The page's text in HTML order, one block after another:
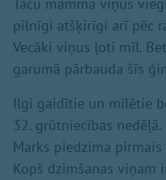
Taču mamma viņus
pilnīgi atšķirīgi arī pēc
Vecāki viņus ļoti mīl.
garumā pārbauda šīs
Ilgi gaidītie un mīlētie
32. grūtniecības
Marks piedzima
Kopš dzimšanas viņam